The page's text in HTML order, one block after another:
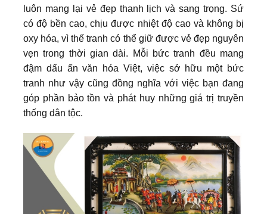
luôn mang lại vẻ đẹp thanh lịch và sang trọng. Sứ
có độ bền cao, chịu được nhiệt độ cao và không bị
oxy hóa, vì thế tranh có thể giữ được vẻ đẹp nguyên
vẹn trong thời gian dài. Mỗi bức tranh đều mang
đậm dấu ấn văn hóa Việt, việc sở hữu một bức
tranh như vậy cũng đồng nghĩa với việc bạn đang
góp phần bảo tồn và phát huy những giá trị truyền
thống dân tộc.